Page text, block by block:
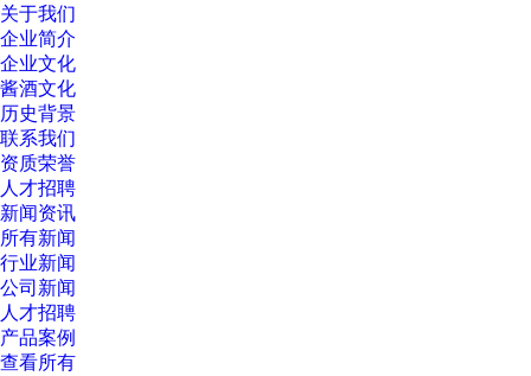
关于我们
企业简介
企业文化
酱酒文化
历史背景
联系我们
资质荣誉
人才招聘
新闻资讯
所有新闻
行业新闻
公司新闻
人才招聘
产品案例
查看所有